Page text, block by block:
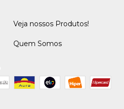
Veja nossos Produtos!
Quem Somos